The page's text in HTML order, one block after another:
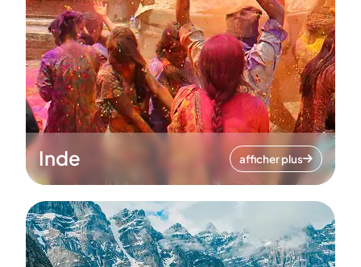
Inde afficher plus